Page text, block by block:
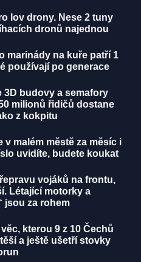
lov drony. Nese 2 tuny
dronů najednou
marinády na kuře patří 1
používají po generace
3D budovy a semafory
milionů řidičů dostane
z kokpitu
v malém městě za měsíc i
uvidíte, budete koukat
vojáků na frontu,
Létající motorky a
jsou za rohem
kterou 9 z 10 Čechů
a ještě ušetří stovky